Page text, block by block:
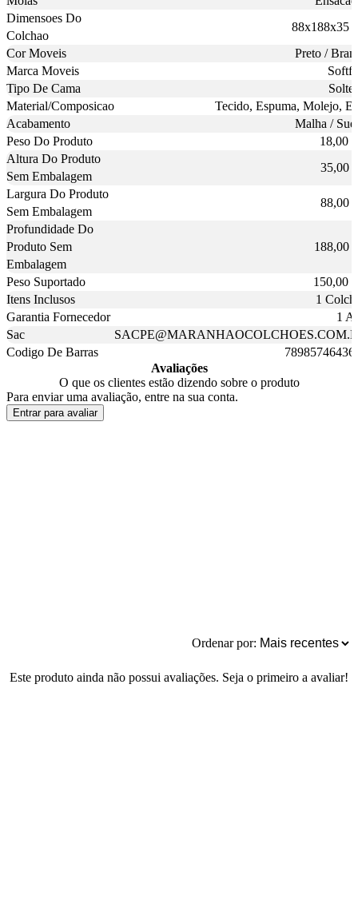
Dimensoes Do
Colchao
88x188x35
Cor Moveis
Preto /
Marca Moveis
Tipo De Cama
Material/Composicao
Tecido, Espuma, Molejo,
Acabamento
Malha /
Peso Do Produto
18,00
Altura Do Produto
Sem Embalagem
35,00
Largura Do Produto
Sem Embalagem
88,00
Profundidade Do
Produto Sem
Embalagem
188,00
Peso Suportado
150,00
Itens Inclusos
1
Garantia Fornecedor
1
Sac
Codigo De Barras
Avaliações
O que os clientes estão dizendo sobre o produto
Para enviar uma avaliação, entre na sua conta.
Entrar para avaliar
Ordenar por:
Este produto ainda não possui avaliações. Seja o primeiro a avaliar!